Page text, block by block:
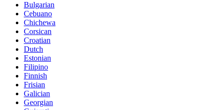
Bulgarian
Cebuano
Chichewa
Corsican
Croatian
Dutch
Estonian
Filipino
Finnish
Frisian
Galician
Georgian